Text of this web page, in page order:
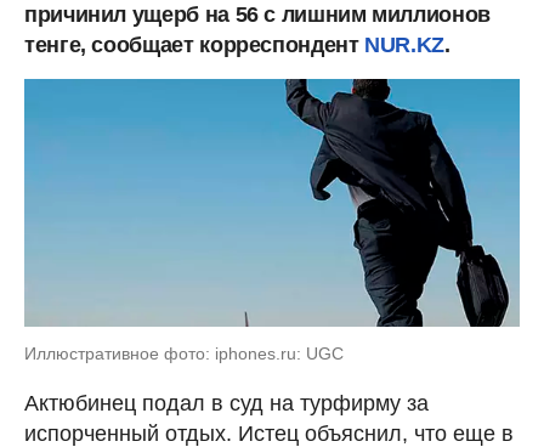
причинил ущерб на 56 с лишним миллионов
тенге, сообщает корреспондент NUR.KZ.
Иллюстративное фото: iphones.ru: UGC
Актюбинец подал в суд на турфирму за
испорченный отдых. Истец объяснил, что еще в